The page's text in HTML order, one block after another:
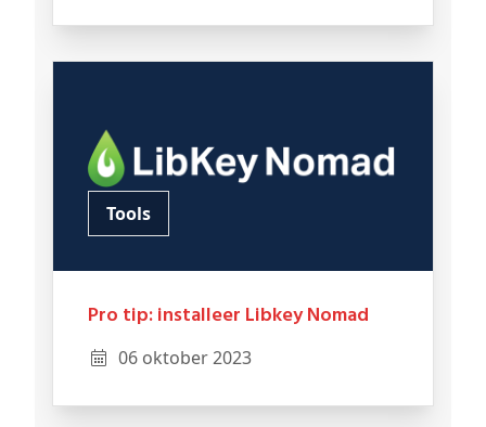
Tools
Pro tip: installeer Libkey Nomad
06 oktober 2023